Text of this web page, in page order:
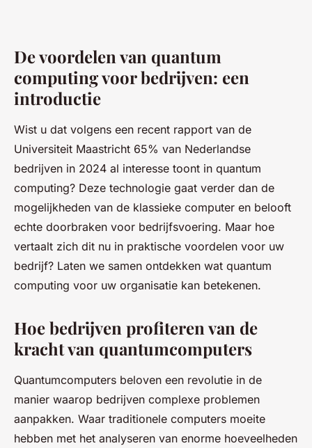
De voordelen van quantum
computing voor bedrijven: een
introductie
Wist u dat volgens een recent rapport van de
Universiteit Maastricht 65% van Nederlandse
bedrijven in 2024 al interesse toont in quantum
computing? Deze technologie gaat verder dan de
mogelijkheden van de klassieke computer en belooft
echte doorbraken voor bedrijfsvoering. Maar hoe
vertaalt zich dit nu in praktische voordelen voor uw
bedrijf? Laten we samen ontdekken wat quantum
computing voor uw organisatie kan betekenen.
Hoe bedrijven profiteren van de
kracht van quantumcomputers
Quantumcomputers beloven een revolutie in de
manier waarop bedrijven complexe problemen
aanpakken. Waar traditionele computers moeite
hebben met het analyseren van enorme hoeveelheden